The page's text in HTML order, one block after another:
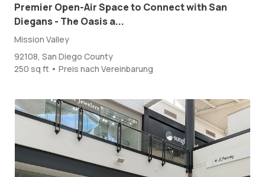
Premier Open-Air Space to Connect with San
Diegans - The Oasis a...
Mission Valley
92108, San Diego County
250 sq ft • Preis nach Vereinbarung